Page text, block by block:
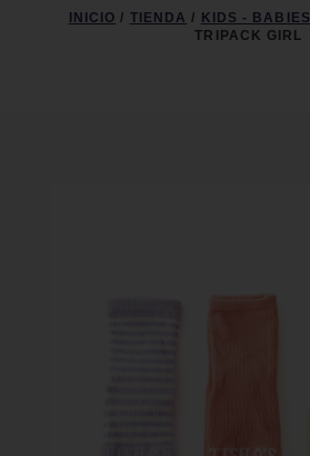
INICIO / TIENDA / KIDS - BABIES
TRIPACK GIRL